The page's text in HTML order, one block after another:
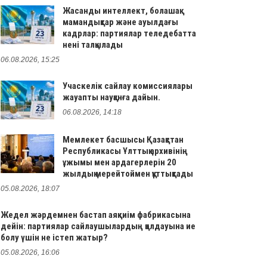
Жасанды интеллект, болашақ
мамандықтар және ауылдағы
кадрлар: партиялар теледебатта
нені талқылады
06.08.2026, 15:25
Учаскелік сайлау комиссиялары
жауапты науқанға дайын.
06.08.2026, 14:18
Мемлекет басшысы Қазақстан
Республикасы Ұлттық архивінің
ұжымы мен ардагерлерін 20
жылдық мерейтоймен құттықтады
05.08.2026, 18:07
Жедел жәрдемнен бастап аяқкиім фабрикасына
дейін: партиялар сайлаушылардың қолдауына ие
болу үшін не істеп жатыр?
05.08.2026, 16:06